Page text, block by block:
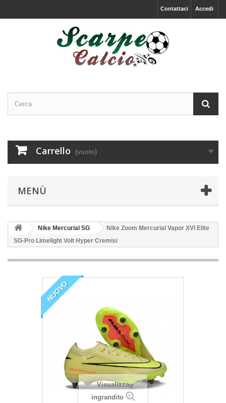
Accedi
Contattaci
Carrello (vuoto)
MENÙ
Nike Mercurial SG
Nike Zoom Mercurial Vapor XVI Elite
SG-Pro Limelight Volt Hyper Cremisi
NUOVO
Visualizza
ingrandito